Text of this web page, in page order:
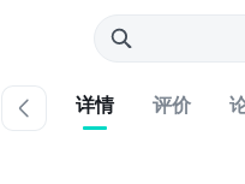
详情 评价